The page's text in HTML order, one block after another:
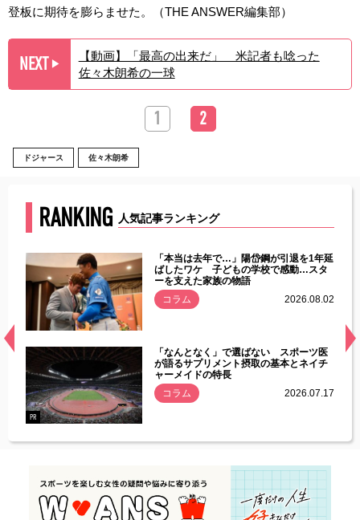
登板に期待を膨らませた。（THE ANSWER編集部）
NEXT ▶︎
【動画】「最高の出来だ」 米記者も唸った
佐々木朗希の一球
1 2
ドジャース 佐々木朗希
RANKING 人気記事ランキング
常
「本当は去年で…」陽岱鋼が引退を1年延
ばしたワケ 子どもの学校で感動…スタ
ーを支えた家族の物語
コラム
2026.08.02
PR
「なんとなく」で選ばない スポーツ医
が語るサプリメント摂取の基本とネイチ
ャーメイドの特長
コラム
2026.07.17